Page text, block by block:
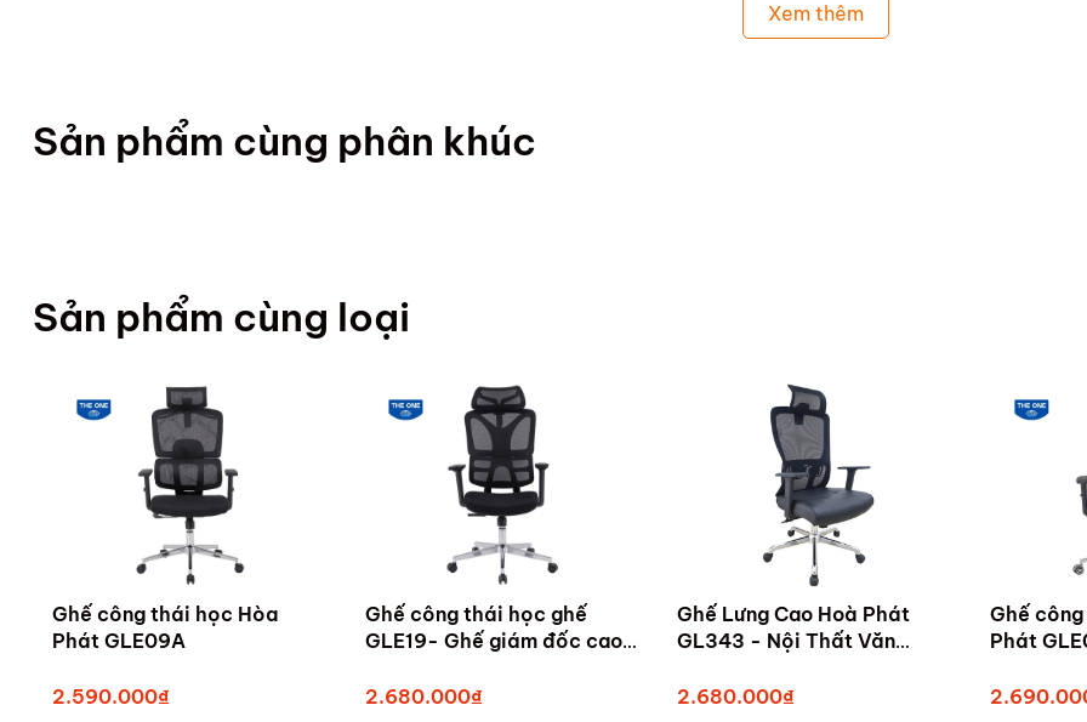
Xem thêm
Sản phẩm cùng phân khúc
Sản phẩm cùng loại
Ghế công thái học Hòa
Phát GLE09A
2.590.000₫
Ghế công thái học ghế
GLE19- Ghế giám đốc cao
Nẵng
2.680.000₫
Ghế Lưng Cao Hoà Phát
GL343 - Nội Thất Văn
2.680.000₫
Ghế
Phát